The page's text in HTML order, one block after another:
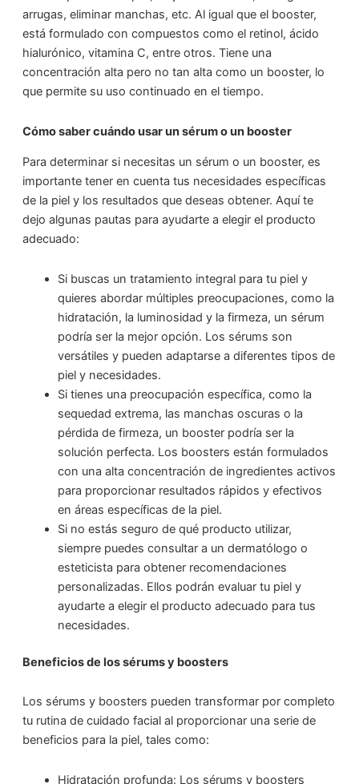
arrugas, eliminar manchas, etc. Al igual que el booster,
está formulado con compuestos como el retinol, ácido
hialurónico, vitamina C, entre otros. Tiene una
concentración alta pero no tan alta como un booster, lo
que permite su uso continuado en el tiempo.
Cómo saber cuándo usar un sérum o un booster
Para determinar si necesitas un sérum o un booster, es
importante tener en cuenta tus necesidades específicas
de la piel y los resultados que deseas obtener. Aquí te
dejo algunas pautas para ayudarte a elegir el producto
adecuado:
Si buscas un tratamiento integral para tu piel y
quieres abordar múltiples preocupaciones, como la
hidratación, la luminosidad y la firmeza, un sérum
podría ser la mejor opción. Los sérums son
versátiles y pueden adaptarse a diferentes tipos de
piel y necesidades.
Si tienes una preocupación específica, como la
sequedad extrema, las manchas oscuras o la
pérdida de firmeza, un booster podría ser la
solución perfecta. Los boosters están formulados
con una alta concentración de ingredientes activos
para proporcionar resultados rápidos y efectivos
en áreas específicas de la piel.
Si no estás seguro de qué producto utilizar,
siempre puedes consultar a un dermatólogo o
esteticista para obtener recomendaciones
personalizadas. Ellos podrán evaluar tu piel y
ayudarte a elegir el producto adecuado para tus
necesidades.
Beneficios de los sérums y boosters
Los sérums y boosters pueden transformar por completo
tu rutina de cuidado facial al proporcionar una serie de
beneficios para la piel, tales como:
Hidratación profunda: Los sérums y boosters